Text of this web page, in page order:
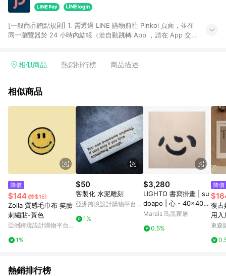
[一般商品贈點規則] 1. 需透過 LINE 購物前往 Pinkoi 頁面，並在
同一瀏覽器於 24 小時內結帳（若自動跳轉 App ，請在 App 交
回饋訂單不得享有 Pinkoi 站方優惠，例如首購優惠，P coins，
行為，不具贈點資格，部分退款不在此限。 6. APP 請更新至
貨後 45 天後發送。 8. 群眾募資商品，禮物卡，開館保證金，補
運費，攤位費等不具贈點資格。 9. LINE 購物站上之商品規格、
顏色、價位、贈品如與 Pinkoi 商品資訊頁及購物車不符，以
Pinkoi 購物商品資訊頁及購物車標示為準。 10. 點數紅包使用規
則請以點數紅包活動說明為準。 11. 若於 LINE 購物前往 Pinkoi
頁面後才首次下載 Pinkoi APP 並完成訂單，不符合導購資格；承
上，首次下載 Pinkoi APP 後，需透過 LINE 購物前往 Pinkoi 頁
相似商品 熱銷排行榜 商品描述
相似商品
降價
$144 (降$16)
Zoila 質感毛巾布 笑臉
刺繡貼-黃色
亞洲跨境設計購物平台
1%
$50
客製化 水泥雕刻
亞洲跨境設計購物平台
1%
$3,280
LIGHTO 書寫掛畫 | su
doapo | 心 - 40x40c
m-黑胡桃色鋁框
Marais 瑪黑家居
0.5%
降價
復古
用入
墊
東森
熱銷排行榜